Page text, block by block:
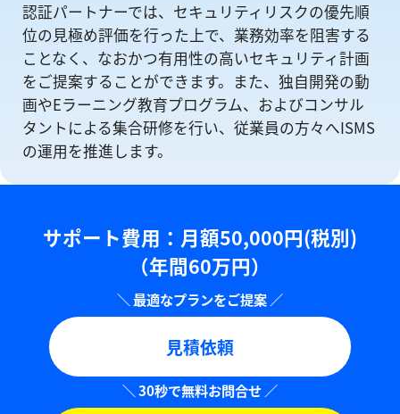
認証パートナーでは、セキュリティリスクの優先順
位の⾒極め評価を⾏った上で、業務効率を阻害する
ことなく、なおかつ有⽤性の⾼いセキュリティ計画
をご提案することができます。また、独自開発の動
画やEラーニング教育プログラム、およびコンサル
タントによる集合研修を⾏い、従業員の方々へISMS
の運⽤を推進します。
サポート費用：⽉額50,000円(税別)
（年間60万円）
見積依頼